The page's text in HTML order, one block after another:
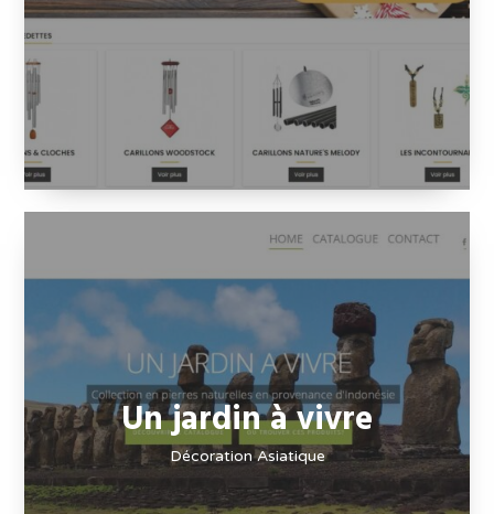
Un jardin à vivre
Décoration Asiatique